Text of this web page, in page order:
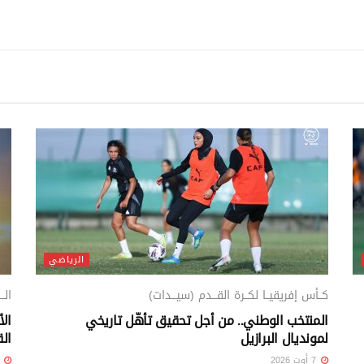
الرياضي
كــأس إفريقيــا لكــرة القـــدم (سيـــدات)
المنتخب الوطني.. من أجل تحقيق تأهّل تاريخي
لمونديال البرازيل